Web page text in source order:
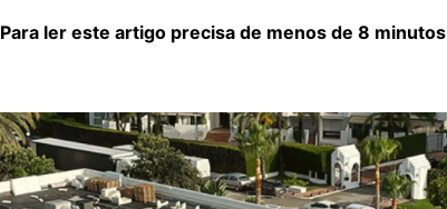
Para ler este artigo precisa de menos de 8 minutos